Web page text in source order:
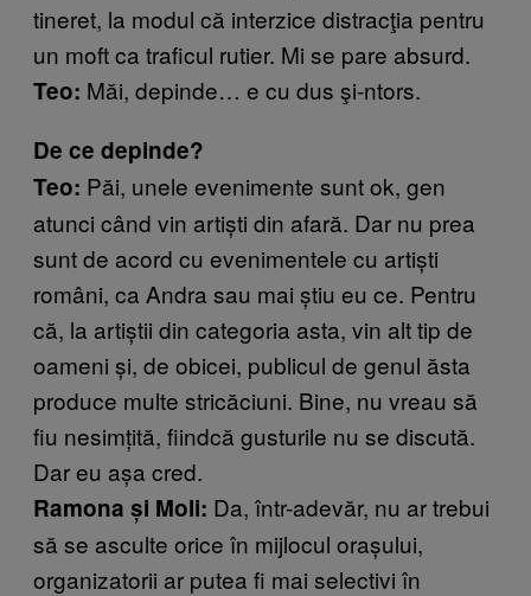
tineret, la modul că interzice distracţia pentru
un moft ca traficul rutier. Mi se pare absurd.
Teo: Măi, depinde… e cu dus şi-ntors.
De ce depinde?
Teo: Păi, unele evenimente sunt ok, gen
atunci când vin artişti din afară. Dar nu prea
sunt de acord cu evenimentele cu artişti
români, ca Andra sau mai ştiu eu ce. Pentru
că, la artiştii din categoria asta, vin alt tip de
oameni şi, de obicei, publicul de genul ăsta
produce multe stricăciuni. Bine, nu vreau să
fiu nesimţită, fiindcă gusturile nu se discută.
Dar eu așa cred.
Ramona şi Moli: Da, într-adevăr, nu ar trebui
să se asculte orice în mijlocul oraşului,
organizatorii ar putea fi mai selectivi în